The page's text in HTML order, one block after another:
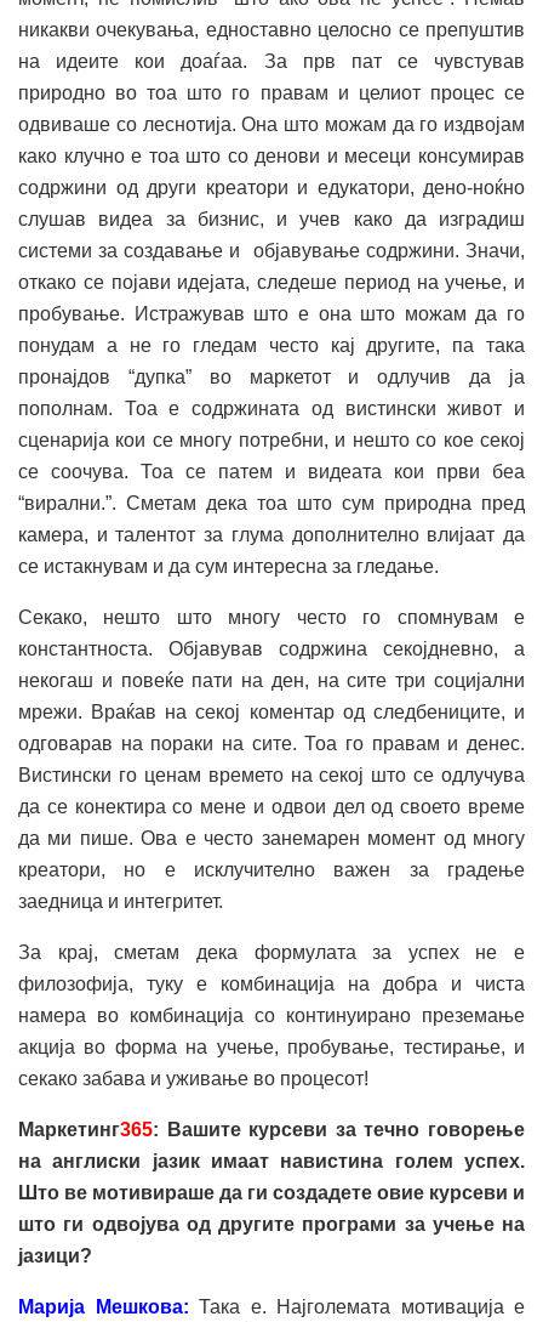
никакви очекувања, едноставно целосно се препуштив
на идеите кои доаѓаа. За прв пат се чувстував
природно во тоа што го правам и целиот процес се
одвиваше со леснотија. Она што можам да го издвојам
како клучно е тоа што со денови и месеци консумирав
содржини од други креатори и едукатори, дено-ноќно
слушав видеа за бизнис, и учев како да изградиш
системи за создавање и објавување содржини. Значи,
откако се појави идејата, следеше период на учење, и
пробување. Истражував што е она што можам да го
понудам а не го гледам често кај другите, па така
пронајдов “дупка” во маркетот и одлучив да ја
пополнам. Тоа е содржината од вистински живот и
сценарија кои се многу потребни, и нешто со кое секој
се соочува. Тоа се патем и видеата кои први беа
“вирални.”. Сметам дека тоа што сум природна пред
камера, и талентот за глума дополнително влијаат да
се истакнувам и да сум интересна за гледање.
Секако, нешто што многу често го спомнувам е
константноста. Објавував содржина секојдневно, а
некогаш и повеќе пати на ден, на сите три социјални
мрежи. Враќав на секој коментар од следбениците, и
одговарав на пораки на сите. Тоа го правам и денес.
Вистински го ценам времето на секој што се одлучува
да се конектира со мене и одвои дел од своето време
да ми пише. Ова е често занемарен момент од многу
креатори, но е исклучително важен за градење
заедница и интегритет.
За крај, сметам дека формулата за успех не е
филозофија, туку е комбинација на добра и чиста
намера во комбинација со континуирано преземање
акција во форма на учење, пробување, тестирање, и
секако забава и уживање во процесот!
Маркетинг365: Вашите курсеви за течно говорење
на англиски јазик имаат навистина голем успех.
Што ве мотивираше да ги создадете овие курсеви и
што ги одвојува од другите програми за учење на
јазици?
Марија Мешкова: Така е. Најголемата мотивација е